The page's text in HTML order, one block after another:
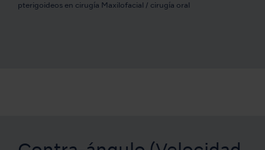
pterigoideos en cirugía Maxilofacial / cirugía oral